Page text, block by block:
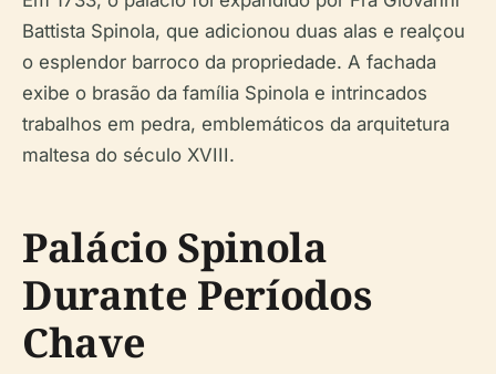
Battista Spinola, que adicionou duas alas e realçou
o esplendor barroco da propriedade. A fachada
exibe o brasão da família Spinola e intrincados
trabalhos em pedra, emblemáticos da arquitetura
maltesa do século XVIII.
Palácio Spinola
Durante Períodos
Chave